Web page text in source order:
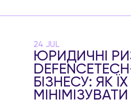
24 JUL
ЮРИДИЧНІ
БІЗНЕСУ: ЯК ЇХ
МІНІМІЗУВАТИ